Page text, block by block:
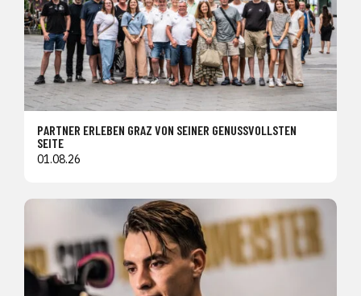
PARTNER ERLEBEN GRAZ VON SEINER GENUSSVOLLSTEN
SEITE
01.08.26